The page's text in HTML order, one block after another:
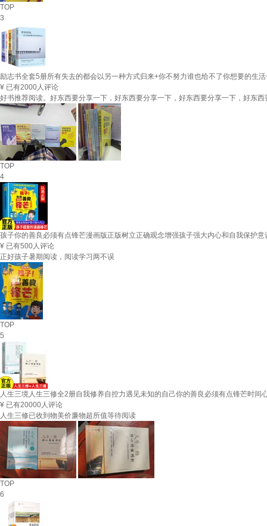
TOP
3
励志书全套5册所有失去的都会以另一种方式归来+你不努力谁也给不了你想要的生
¥ 已有2000人评论
好书推荐阅读。好东西要分享一下，好东西要分享一下，好东西要分享一下，好东
TOP
4
孩子你的善良必须有点锋芒漫画版正版树立正确观念增强孩子强大内心和自我保护
¥ 已有500人评论
正好孩子暑期阅读，阅读学习两不误
TOP
5
人生三境人生三修全2册自我修养自控力遇见未知的自己你的善良必须有点锋芒时间
¥ 已有20000人评论
人生三修已收到物美价廉物超所值等待阅读
TOP
6